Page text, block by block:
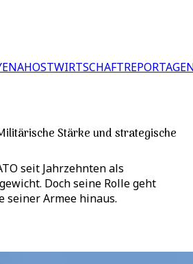
NAHOSTWIRTSCHAFT
Stärke und strategische
seit Jahrzehnten als
Doch seine Rolle geht
seiner Armee hinaus.